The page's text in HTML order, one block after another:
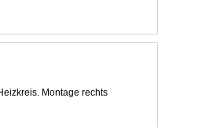
Montage rechts